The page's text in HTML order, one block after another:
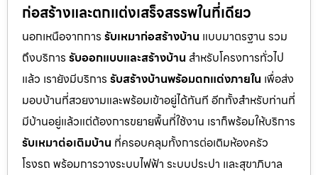
ก่อสร้างและตกแต่งเสร็จสรรพในที่เดียว
นอกเหนือจากการ รับเหมาก่อสร้างบ้าน แบบมาตรฐาน รวม
ถึงบริการ รับออกแบบและสร้างบ้าน สำหรับโครงการทั่วไป
แล้ว เรายังมีบริการ รับสร้างบ้านพร้อมตกแต่งภายใน เพื่อส่ง
มอบบ้านที่สวยงามและพร้อมเข้าอยู่ได้ทันที อีกทั้งสำหรับท่านที่
มีบ้านอยู่แล้วแต่ต้องการขยายพื้นที่ใช้งาน เราก็พร้อมให้บริการ
รับเหมาต่อเติมบ้าน ที่ครอบคลุมทั้งการต่อเติมห้องครัว
โรงรถ พร้อมการวางระบบไฟฟ้า ระบบประปา และสุขาภิบาล